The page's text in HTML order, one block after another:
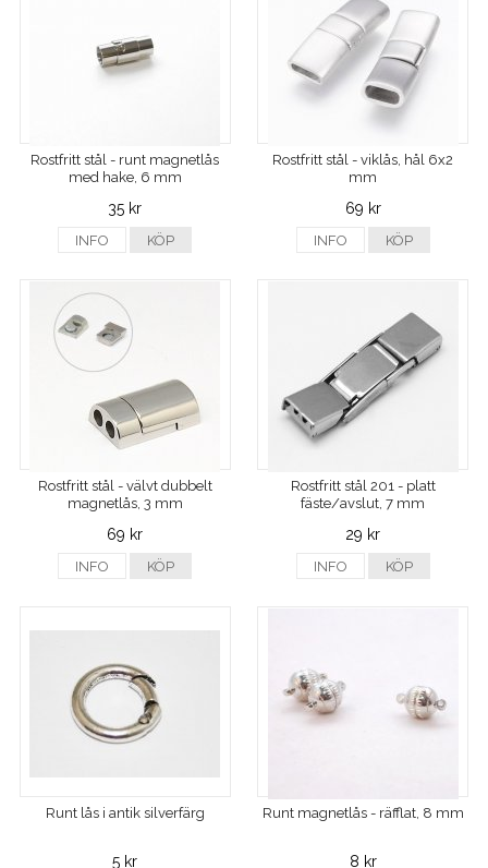
Rostfritt stål - runt magnetlås
med hake, 6 mm
35 kr
INFO KÖP
Rostfritt stål - viklås, hål 6x2
mm
69 kr
INFO KÖP
Rostfritt stål - välvt dubbelt
magnetlås, 3 mm
69 kr
INFO KÖP
Rostfritt stål 201 - platt
fäste/avslut, 7 mm
29 kr
INFO KÖP
Runt lås i antik silverfärg
5 kr
Runt magnetlås - räfflat, 8 mm
8 kr